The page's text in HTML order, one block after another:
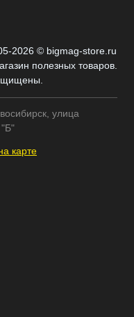
2026 © bigmag-store.ru
полезных товаров.
улица
карте